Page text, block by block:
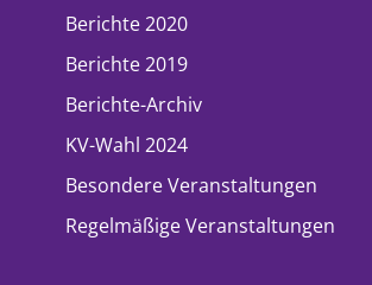
Berichte 2020
Berichte 2019
Berichte-Archiv
KV-Wahl 2024
Besondere Veranstaltungen
Regelmäßige Veranstaltungen